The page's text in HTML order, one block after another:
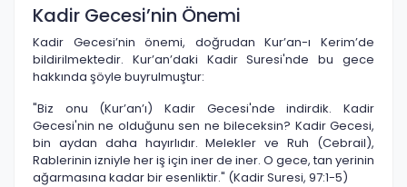
Kadir Gecesi’nin Önemi
Kadir Gecesi’nin önemi, doğrudan Kur’an-ı Kerim’de
bildirilmektedir. Kur’an’daki Kadir Suresi'nde bu gece
hakkında şöyle buyrulmuştur:
"Biz onu (Kur’an’ı) Kadir Gecesi'nde indirdik. Kadir
Gecesi'nin ne olduğunu sen ne bileceksin? Kadir Gecesi,
bin aydan daha hayırlıdır. Melekler ve Ruh (Cebrail),
Rablerinin izniyle her iş için iner de iner. O gece, tan yerinin
ağarmasına kadar bir esenliktir." (Kadir Suresi, 97:1-5)